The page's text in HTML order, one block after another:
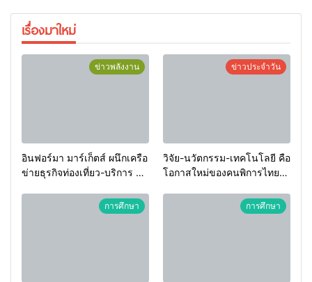
เรื่องมาใหม่
ข่าวพลังงาน
อินฟอร์มา มาร์เก็ตส์ ผนึกเครือ
ข่ายธุรกิจท่องเที่ยว-บริการ จัด
2026 เชื่อม 4 งานใหญ่ สร้าง
โอกาสธุรกิจครบวงจร ด้วย
ข่าวประจำวัน
วิจัย-นวัตกรรม-เทคโนโลยี คือ
โอกาสใหม่ของคนพิการไทย
การศึกษา การศึกษา